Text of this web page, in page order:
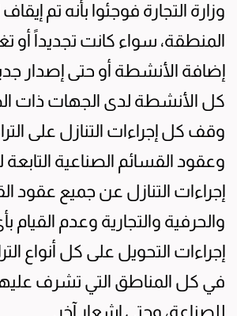
وزارة التجارة فوجئوا بأنه تم
المنطقة، سواء كانت تجديداً أو
إضافة الأنشطة أو حتى إصدار
كل الأنشطة لدى الجهات ذات
وقف كل إجراءات التنازل على
وعقود القسائم الصناعية
إجراءات التنازل عن جميع عقود
والحرفية والتجارية وعدم القيام
إجراءات التحويل على كل أنواع
في كل المناطق التي تشرف عليها
للصناعة، وحتى إشعار آخر.